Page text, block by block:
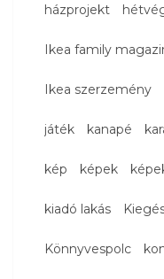
házprojekt
Ikea family
Ikea szerzemény
játék kanapé
kép képek
kiadó lakás
Könnyvespolc